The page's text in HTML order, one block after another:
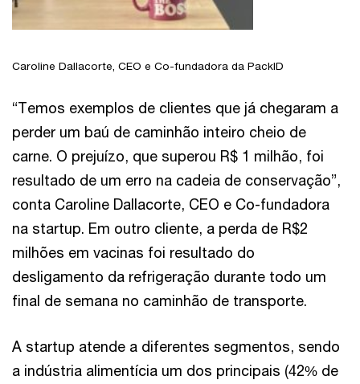
Caroline Dallacorte, CEO e Co-fundadora da PackID
“Temos exemplos de clientes que já chegaram a
perder um baú de caminhão inteiro cheio de
carne. O prejuízo, que superou R$ 1 milhão, foi
resultado de um erro na cadeia de conservação”,
conta Caroline Dallacorte, CEO e Co-fundadora
na startup. Em outro cliente, a perda de R$2
milhões em vacinas foi resultado do
desligamento da refrigeração durante todo um
final de semana no caminhão de transporte.
A startup atende a diferentes segmentos, sendo
a indústria alimentícia um dos principais (42% de